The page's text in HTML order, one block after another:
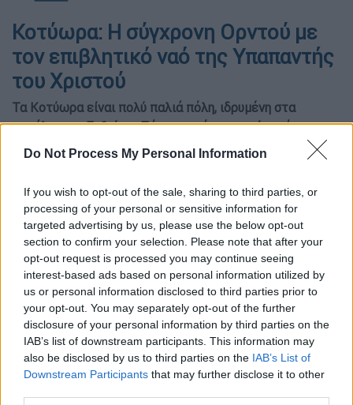
Do Not Process My Personal Information
If you wish to opt-out of the sale, sharing to third parties, or
processing of your personal or sensitive information for
targeted advertising by us, please use the below opt-out
section to confirm your selection. Please note that after your
opt-out request is processed you may continue seeing
interest-based ads based on personal information utilized by
us or personal information disclosed to third parties prior to
your opt-out. You may separately opt-out of the further
disclosure of your personal information by third parties on the
IAB’s list of downstream participants. This information may
also be disclosed by us to third parties on the IAB’s List of
Downstream Participants that may further disclose it to other
Κοτύωρα: Η σύγχρονη Ορντού με
τον επιβλητικό ναό της Υπαπαντής
του Χριστού
Τα Κοτύωρα είναι πολύ παλιά πόλη, ιδρυμένη στα
παράλια του Ευξείνου Πόντου από τα αρχαία χρόνια
pontosnews
Προσθέστε το ΕΘΝΟΣ στη Google